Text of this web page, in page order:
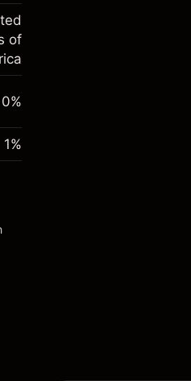
$1.08)
of
0%
1%